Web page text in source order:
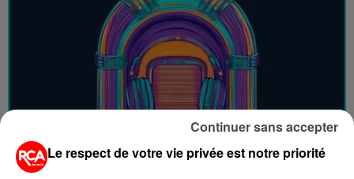
Le respect de votre vie privée est notre priorité
Continuer sans accepter